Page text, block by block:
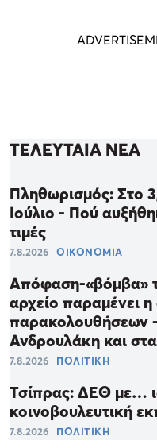
ΤΕΛΕΥΤΑΙΑ ΝΕΑ
Πληθωρισμός: Στο
Ιούλιο - Πού
τιμές
7.8.2026 ΟΙΚΟΝΟΜΙΑ
Απόφαση-«βόμβα»
αρχείο παραμένει
παρακολουθήσεων
Ανδρουλάκη και
7.8.2026 ΠΟΛΙΤΙΚΗ
Τσίπρας: ΔΕΘ με…
κοινοβουλευτική
7.8.2026 ΠΟΛΙΤΙΚΗ